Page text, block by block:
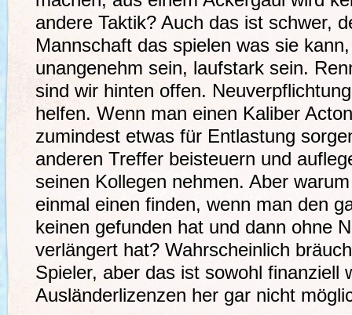
andere Taktik? Auch das ist schwer,
Mannschaft das spielen was sie
unangenehm sein, laufstark sein.
sind wir hinten offen.
helfen. Wenn man einen Kaliber
zumindest etwas für Entlastung
anderen Treffer beisteuern und
seinen Kollegen nehmen. Aber
einmal einen finden, wenn man den
keinen gefunden hat und dann ohne
verlängert hat? Wahrscheinlich
Spieler, aber das ist sowohl finanziell
Ausländerlizenzen her gar nicht